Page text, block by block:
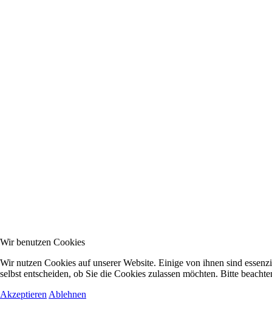
Wir benutzen Cookies
Wir nutzen Cookies auf unserer Website. Einige von ihnen sind
selbst entscheiden, ob Sie die Cookies zulassen möchten. Bitte
Akzeptieren Ablehnen